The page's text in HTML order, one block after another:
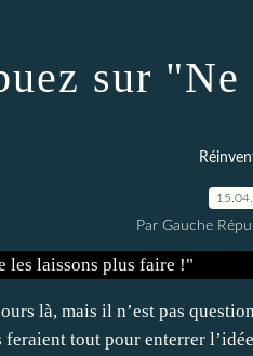
sur
Par Gauche
là, mais il n’est pas
feraient tout pour enterrer